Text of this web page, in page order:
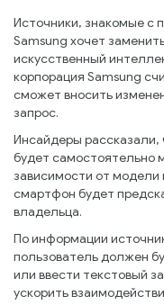
Источники, знакомые с
Samsung хочет
искусственный
корпорация Samsung
сможет вносить
запрос.
Инсайдеры рассказали,
будет самостоятельно
зависимости от модели
смартфон будет
владельца.
По информации
пользователь должен
или ввести текстовый
ускорить